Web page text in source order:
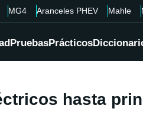
MG4 Aranceles PHEV Mahle
PruebasPrácticos
hasta